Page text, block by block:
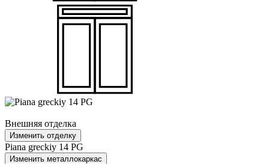
Внешняя отделка
Изменить отделку
Piana greckiy 14 PG
Изменить металлокаркас